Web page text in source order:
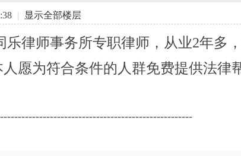
| 显示全部楼层
律师事务所专职律师，从业2年多
愿为符合条件的人群免费提供法律